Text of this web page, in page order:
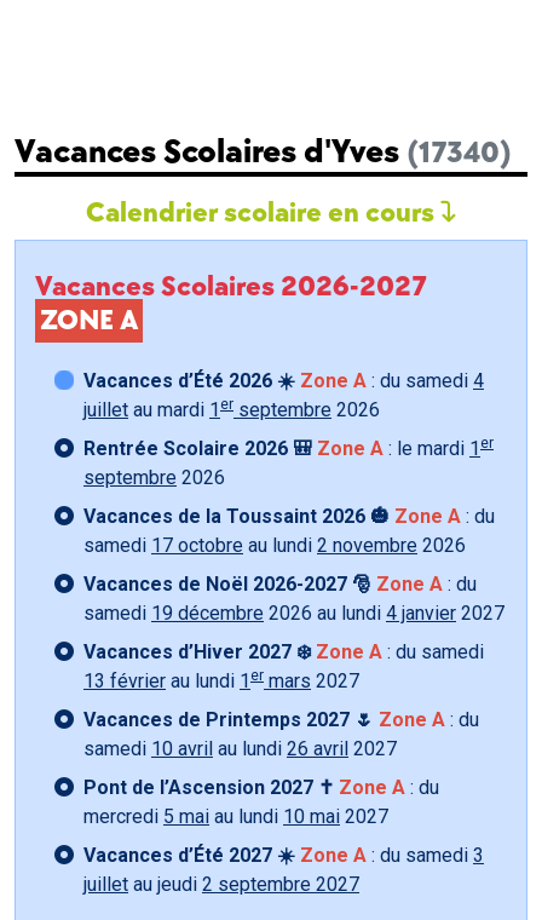
Vacances Scolaires d'Yves (17340)
Calendrier scolaire en cours
Vacances Scolaires 2026-2027
ZONE A
Vacances d’Été 2026 ☀️ Zone A : du samedi 4
juillet au mardi 1 er septembre 2026
Rentrée Scolaire 2026 🎒 Zone A : le mardi 1 er
septembre 2026
Vacances de la Toussaint 2026 🎃 Zone A : du
samedi 17 octobre au lundi 2 novembre 2026
Vacances de Noël 2026-2027 🎅 Zone A : du
samedi 19 décembre 2026 au lundi 4 janvier 2027
Vacances d’Hiver 2027 ❄️ Zone A : du samedi
13 février au lundi 1 er mars 2027
Vacances de Printemps 2027 🌷 Zone A : du
samedi 10 avril au lundi 26 avril 2027
Pont de l’Ascension 2027 ✝️ Zone A : du
mercredi 5 mai au lundi 10 mai 2027
Vacances d’Été 2027 ☀️ Zone A : du samedi 3
juillet au jeudi 2 septembre 2027